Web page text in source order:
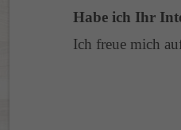
Habe ich Ihr
Ich freue mich